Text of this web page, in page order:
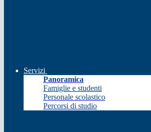
Servizi
Panoramica
Famiglie e studenti
Personale scolastico
Percorsi di studio